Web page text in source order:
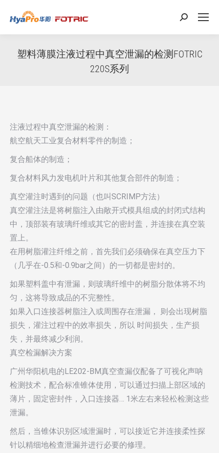
搜
索：
塑料薄膜注液过程中真空泄漏的检测FOTRIC
220S系列
注液过程中真空泄漏的检测：
航空航天工业复合材料零件的制造；
复合船体的制造；
复合材料风力发电机叶片和其他复合部件的制造；
真空灌注时遇到的问题（也叫SCRIMP方法）
真空灌注法是将树脂注入由敞开式模具组成的封闭式结构
中，顶部装有玻璃纤维或其它的密封盖，并连接在真空装
置上。
在用树脂灌注纤维之前，首先我们必须确保在真空压力下
（几乎在-0.5和-0.9bar之间）的一切都是密封的。
如果塑料盖中有泄漏，则玻璃纤维中的树脂分散体将不均
匀，这将导致成品的不完整性。
如果入口连接器树脂注入或周围存在泄漏， 则会出现树脂
损失，灌注过程中的效率损失，所以 时间损失，生产损
失，并最终减少利润。
真空检漏解决方案
广州华阳机电的LE202-BM真空查漏仪配备了可视化声呐
检测技术，配合标准锥体使用，可以通过扫描上部区域的
薄片，固定密封件，入口连接器… 1米左右来轻松检测这些
泄漏。
然后，当锥体识别区域泄漏时，可以接近它并连接柔性探
针以精细地检查泄漏并进行必要的修理。